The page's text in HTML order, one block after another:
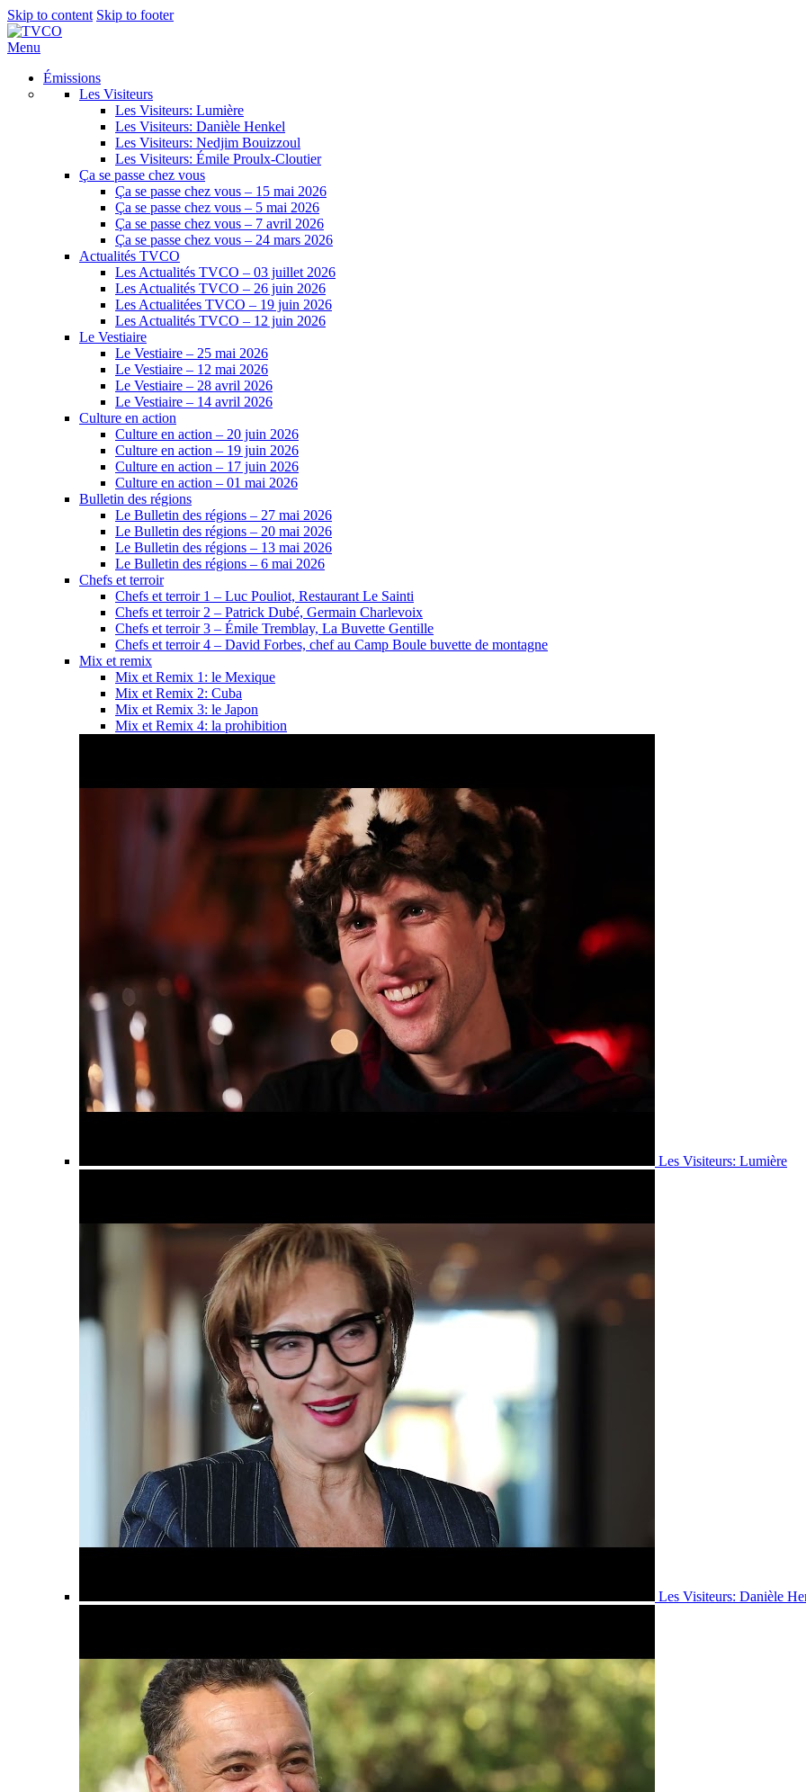
Skip to content Skip to footer
Menu
Émissions
Les Visiteurs
Les Visiteurs: Lumière
Les Visiteurs: Danièle Henkel
Les Visiteurs: Nedjim Bouizzoul
Les Visiteurs: Émile Proulx-Cloutier
Ça se passe chez vous
Ça se passe chez vous – 15 mai 2026
Ça se passe chez vous – 5 mai 2026
Ça se passe chez vous – 7 avril 2026
Ça se passe chez vous – 24 mars 2026
Actualités TVCO
Les Actualités TVCO – 03 juillet 2026
Les Actualités TVCO – 26 juin 2026
Les Actualitées TVCO – 19 juin 2026
Les Actualités TVCO – 12 juin 2026
Le Vestiaire
Le Vestiaire – 25 mai 2026
Le Vestiaire – 12 mai 2026
Le Vestiaire – 28 avril 2026
Le Vestiaire – 14 avril 2026
Culture en action
Culture en action – 20 juin 2026
Culture en action – 19 juin 2026
Culture en action – 17 juin 2026
Culture en action – 01 mai 2026
Bulletin des régions
Le Bulletin des régions – 27 mai 2026
Le Bulletin des régions – 20 mai 2026
Le Bulletin des régions – 13 mai 2026
Le Bulletin des régions – 6 mai 2026
Chefs et terroir
Chefs et terroir 1 – Luc Pouliot, Restaurant Le Sainti
Chefs et terroir 2 – Patrick Dubé, Germain Charlevoix
Chefs et terroir 3 – Émile Tremblay, La Buvette Gentille
Chefs et terroir 4 – David Forbes, chef au Camp Boule buvette de montagne
Mix et remix
Mix et Remix 1: le Mexique
Mix et Remix 2: Cuba
Mix et Remix 3: le Japon
Mix et Remix 4: la prohibition
Les Visiteurs: Lumière
Les Visiteurs: Danièle